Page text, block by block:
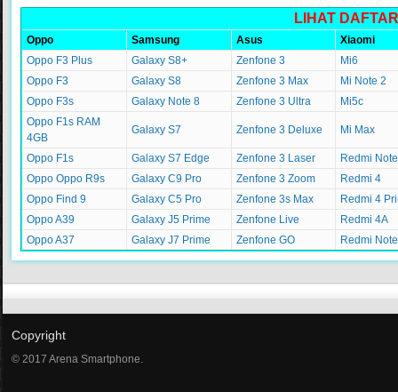
LIHAT
Oppo Samsung Asus
Xiaomi
Oppo F3 Plus
Galaxy S8+ Zenfone 3
Mi6
Oppo F3
Galaxy S8 Zenfone 3 Max
Mi Note 2
Oppo F3s
Galaxy Note 8 Zenfone 3 Ultra
Mi5c
Oppo F1s RAM
4GB
Galaxy S7 Zenfone 3 Deluxe Mi Max
Oppo F1s Galaxy S7 Edge Zenfone 3 Laser
Redmi
Oppo Oppo R9s
Galaxy C9 Pro Zenfone 3 Zoom
Redmi 4
Oppo Find 9
Galaxy C5 Pro Zenfone 3s Max
Redmi 4
Oppo A39
Galaxy J5 Prime Zenfone Live
Redmi 4A
Oppo A37
Galaxy J7 Prime Zenfone GO Redmi
Copyright
© 2017 Arena Smartphone.